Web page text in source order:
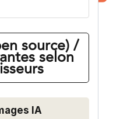
source) /
selon
IA